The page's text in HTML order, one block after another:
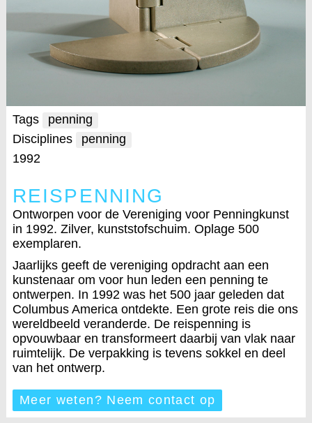
Tags
penning
Disciplines
penning
1992
REISPENNING
Ontworpen voor de Vereniging voor Penningkunst
in 1992. Zilver, kunststofschuim. Oplage 500
exemplaren.
Jaarlijks geeft de vereniging opdracht aan een
kunstenaar om voor hun leden een penning te
ontwerpen. In 1992 was het 500 jaar geleden dat
Columbus America ontdekte. Een grote reis die ons
wereldbeeld veranderde. De reispenning is
opvouwbaar en transformeert daarbij van vlak naar
ruimtelijk. De verpakking is tevens sokkel en deel
van het ontwerp.
Meer weten? Neem contact op